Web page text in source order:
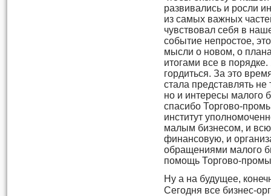
развивались и росли
из самых важных
чувствовал себя в
событие непростое,
мысли о новом, о
итогами все в
гордиться. За это
стала представлять
но и интересы малого
спасибо Торгово-
институт
малым бизнесом, и
финансовую, и
обращениями малого
помощь Торгово-
Ну а на будущее,
Сегодня все бизнес-